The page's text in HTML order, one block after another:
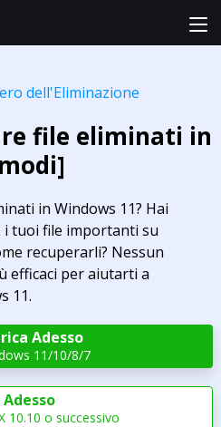
dell'Eliminazione
file eliminati in
in Windows 11? Hai
i tuoi file importanti su
recuperarli? Nessun
efficaci per aiutarti a
11.
Adesso
11/10/8/7
Adesso
10.10 o successivo